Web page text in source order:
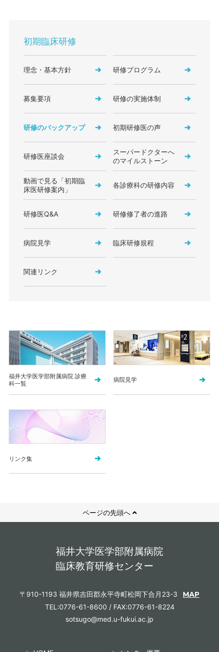
初期臨床研修
理念・基本方針 研修プログラム
募集要項 研修の実施体制
研修のバックアップ 初期研修医の声
研修医座談会
スーパードクターへ
のマイルストーン
動画で見る「初期臨
床医研修案内」
各診療科の研修内容
研修医Q&A 研修修了者の進路
病院見学 臨床研修規程
関連リンク
福井大学医学部附属病院 診療
科一覧
病院見学
リンク集
ページの先頭へ
福井大学医学部附属病院
臨床教育研修センター
〒910-1193 福井県吉田郡永平寺町松岡下合月23-3 MAP
TEL:0776-61-8600 / FAX:0776-61-8224
sotsugo@med.u-fukui.ac.jp